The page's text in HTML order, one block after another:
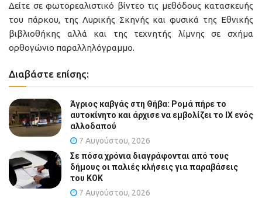
Δείτε σε φωτορεαλιστικό βίντεο τις μεθόδους κατασκευής
του πάρκου, της Λυρικής Σκηνής και φυσικά της Εθνικής
βιβλιοθήκης αλλά και της τεχνητής λίμνης σε σχήμα
ορθογώνιο παραλληλόγραμμο.
Διαβάστε επίσης:
Άγριος καβγάς στη Θήβα: Ρομά πήρε το
αυτοκίνητο και άρχισε να εμβολίζει το ΙΧ ενός
αλλοδαπού
7 Αυγούστου, 2026
Σε πόσα χρόνια διαγράφονται από τους
δήμους οι παλιές κλήσεις για παραβάσεις
του ΚΟΚ
7 Αυγούστου, 2026